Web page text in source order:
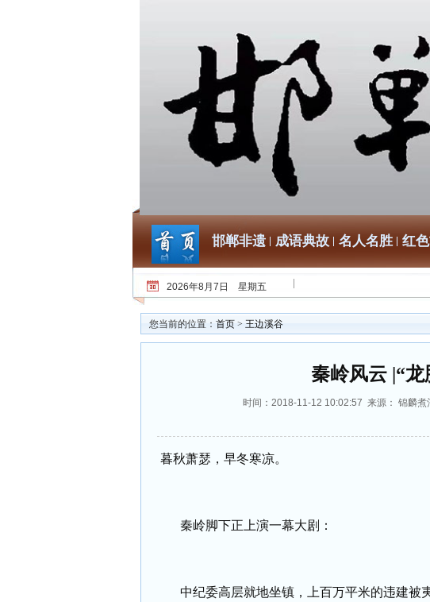
邯郸非遗 成语典故 名人名胜 红
2026年8月7日 星期五
您当前的位置： 首页 > 王边溪谷
秦岭风云 |“
时间：2018-11-12 10:02:57 来源： 锦麟煮
暮秋萧瑟，早冬寒凉。
秦岭脚下正上演一幕大剧：
中纪委高层就地坐镇，上百万平米的违建被